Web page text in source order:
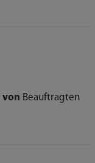
von Beauftragten